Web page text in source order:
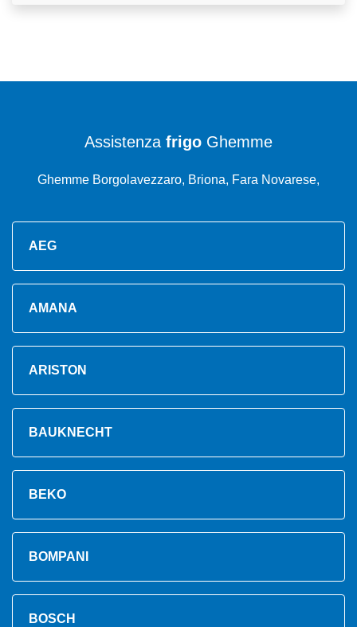
Assistenza frigo Ghemme
Ghemme Borgolavezzaro, Briona, Fara Novarese,
AEG
AMANA
ARISTON
BAUKNECHT
BEKO
BOMPANI
BOSCH